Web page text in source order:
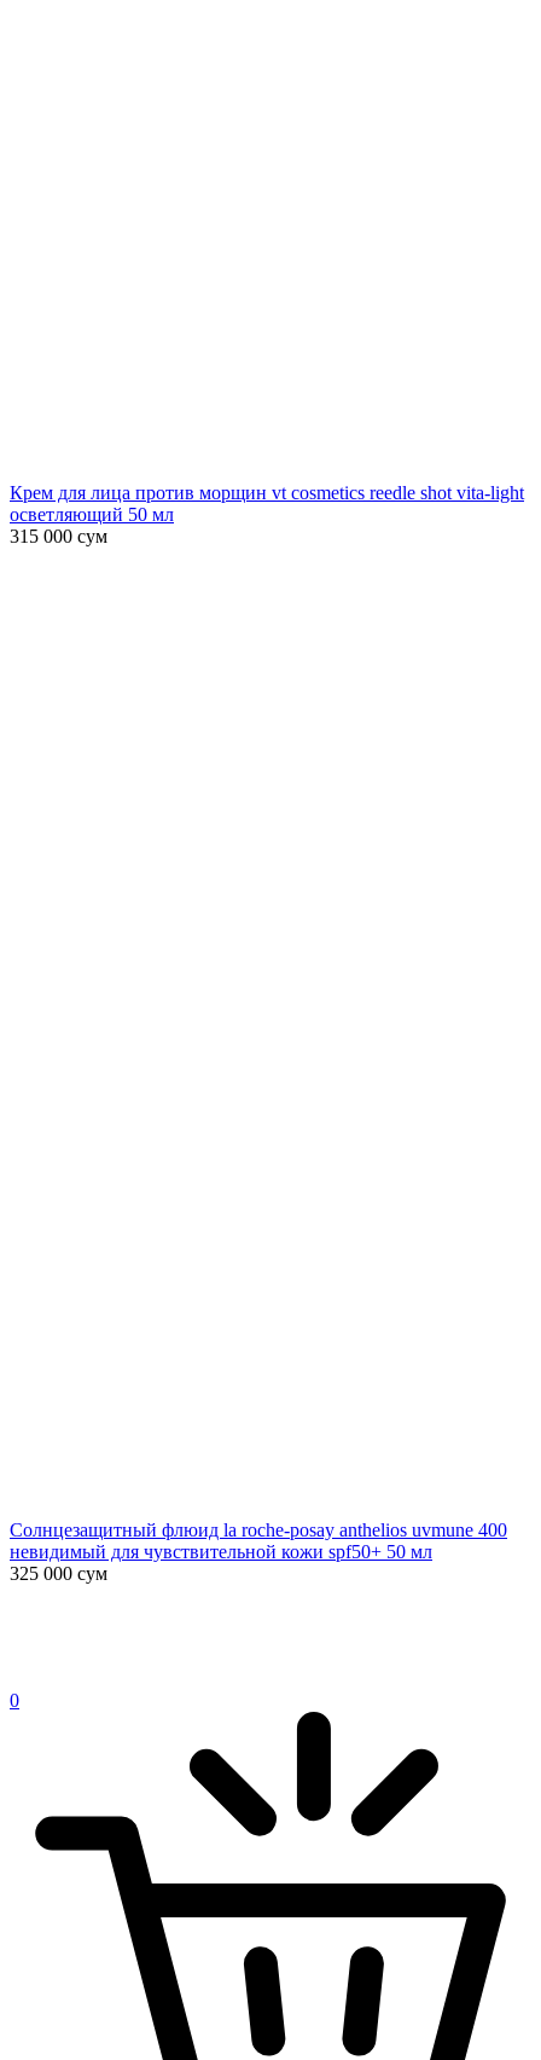
Крем для лица против морщин vt cosmetics reedle shot vita-light
осветляющий 50 мл
315 000 сум
Солнцезащитный флюид la roche-posay anthelios uvmune 400
невидимый для чувствительной кожи spf50+ 50 мл
325 000 сум
0